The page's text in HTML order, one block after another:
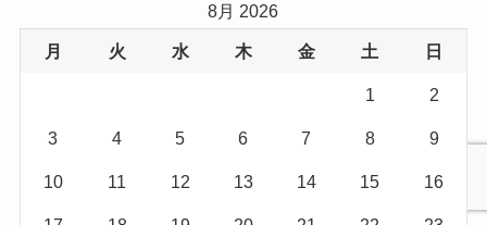
8月 2026
月 火 水 木 金 土 日
1 2
3 4 5 6 7 8 9
10 11 12 13 14 15 16